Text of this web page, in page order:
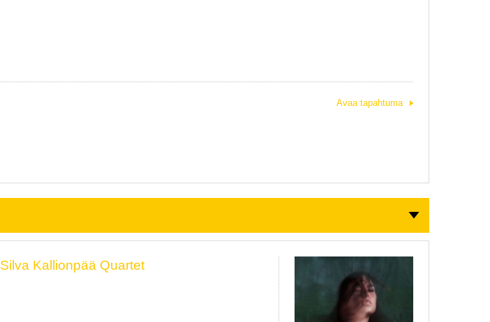
Avaa tapahtuma
Silva Kallionpää Quartet